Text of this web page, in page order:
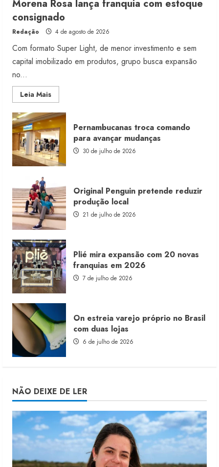
Morena Rosa lança franquia com estoque
consignado
Redação 4 de agosto de 2026
Com formato Super Light, de menor investimento e sem
capital imobilizado em produtos, grupo busca expansão
no...
Leia MaisRead
more
Morena
Rosa
lança
franquia
com
estoque
consignado
Pernambucanas troca comando
para avançar mudanças
30 de julho de 2026
Original Penguin pretende reduzir
produção local
21 de julho de 2026
Plié mira expansão com 20 novas
franquias em 2026
7 de julho de 2026
On estreia varejo próprio no Brasil
com duas lojas
6 de julho de 2026
NÃO DEIXE DE LER